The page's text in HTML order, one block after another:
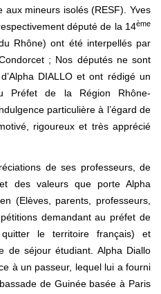
mineurs isolés (RESF). Yves
député de la 14ème
Rhône) ont été interpellés par
; Nos députés ne sont
DIALLO et ont rédigé un
Préfet de la Région Rhône-
particulière à l’égard de
rigoureux et très apprécié
de ses professeurs, de
des valeurs que porte Alpha
(Elèves, parents, professeurs,
demandant au préfet de
le territoire français) et
de séjour étudiant. Alpha Diallo
à un passeur, lequel lui a fourni
de Guinée basée à Paris